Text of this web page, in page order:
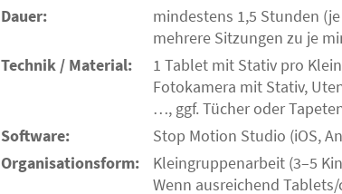
Dauer:
mindestens 1,5 Stunden
mehrere Sitzungen zu je
Technik / Material:
1 Tablet mit Stativ pro
Fotokamera mit Stativ,
…, ggf. Tücher oder
Software:
Stop Motion Studio (iOS,
Organisationsform:
Kleingruppenarbeit (3–5
Wenn ausreichend